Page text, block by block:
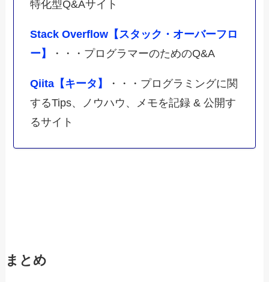
特化型Q&Aサイト
Stack Overflow【スタック・オーバーフロ
ー】
・・・プログラマーのためのQ&A
Qiita【キータ】
・・・プログラミングに関
するTips、ノウハウ、メモを記録 & 公開す
るサイト
まとめ